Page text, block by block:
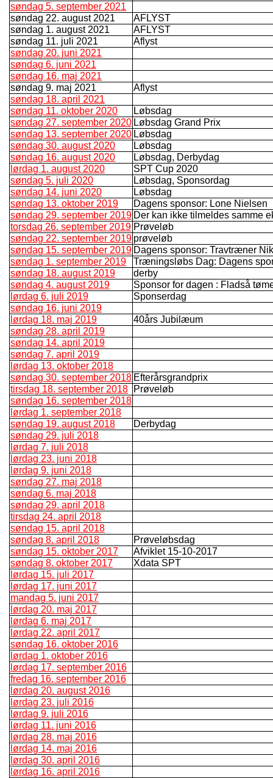
søndag 5. september 2021
søndag 22. august 2021
AFLYST
søndag 1. august 2021
AFLYST
søndag 11. juli 2021
Aflyst
søndag 20. juni 2021
søndag 6. juni 2021
søndag 16. maj 2021
søndag 9. maj 2021
Aflyst
søndag 18. april 2021
søndag 11. oktober 2020
Løbsdag
søndag 27. september 2020 Løbsdag Grand Prix
søndag 13. september 2020 Løbsdag
søndag 30. august 2020
Løbsdag
søndag 16. august 2020
Løbsdag, Derbydag
lørdag 1. august 2020
SPT Cup 2020
søndag 5. juli 2020
Løbsdag, Sponsordag
søndag 14. juni 2020
Løbsdag
søndag 13. oktober 2019
Dagens sponsor: Lone Nielsen
søndag 29. september 2019 Der kan ikke tilmeldes samme
torsdag 26. september 2019 Prøveløb
søndag 22. september 2019 prøveløb
søndag 15. september 2019 Dagens sponsor: Travtræner
søndag 1. september 2019
Træningsløbs Dag: Dagens
søndag 18. august 2019
derby
søndag 4. august 2019
Sponsor for dagen : Fladså
lørdag 6. juli 2019
Sponserdag
søndag 16. juni 2019
lørdag 18. maj 2019
40års Jubilæum
søndag 28. april 2019
søndag 14. april 2019
søndag 7. april 2019
lørdag 13. oktober 2018
søndag 30. september 2018 Efterårsgrandprix
tirsdag 18. september 2018
Prøveløb
søndag 16. september 2018
lørdag 1. september 2018
søndag 19. august 2018
Derbydag
søndag 29. juli 2018
lørdag 7. juli 2018
lørdag 23. juni 2018
lørdag 9. juni 2018
søndag 27. maj 2018
søndag 6. maj 2018
søndag 29. april 2018
tirsdag 24. april 2018
søndag 15. april 2018
søndag 8. april 2018
Prøveløbsdag
søndag 15. oktober 2017
Afviklet 15-10-2017
søndag 8. oktober 2017
Xdata SPT
lørdag 15. juli 2017
lørdag 17. juni 2017
mandag 5. juni 2017
lørdag 20. maj 2017
lørdag 6. maj 2017
lørdag 22. april 2017
søndag 16. oktober 2016
lørdag 1. oktober 2016
lørdag 17. september 2016
fredag 16. september 2016
lørdag 20. august 2016
lørdag 23. juli 2016
lørdag 9. juli 2016
lørdag 11. juni 2016
lørdag 28. maj 2016
lørdag 14. maj 2016
lørdag 30. april 2016
lørdag 16. april 2016